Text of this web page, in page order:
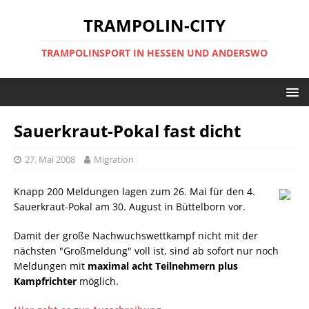
TRAMPOLIN-CITY
TRAMPOLINSPORT IN HESSEN UND ANDERSWO
Sauerkraut-Pokal fast dicht
27. Mai 2008 Migration
Knapp 200 Meldungen lagen zum 26. Mai für den 4.
Sauerkraut-Pokal am 30. August in Büttelborn vor.
Damit der große Nachwuchswettkampf nicht mit der
nächsten "Großmeldung" voll ist, sind ab sofort nur noch
Meldungen mit maximal acht Teilnehmern plus
Kampfrichter möglich.